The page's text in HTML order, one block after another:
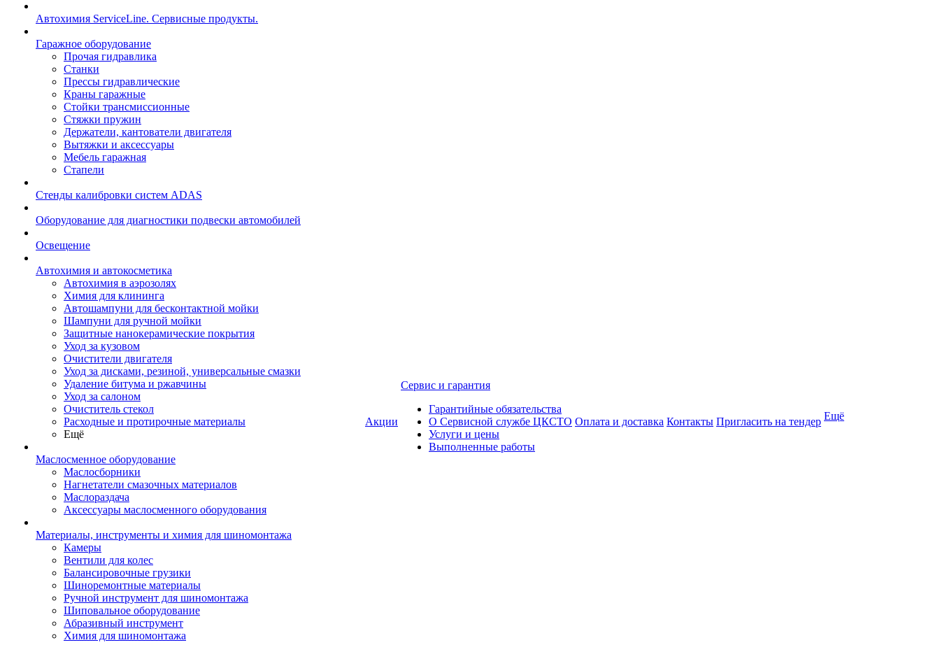
Автохимия ServiceLine. Сервисные продукты.
Гаражное оборудование
Прочая гидравлика
Станки
Прессы гидравлические
Краны гаражные
Стойки трансмиссионные
Стяжки пружин
Держатели, кантователи двигателя
Вытяжки и аксессуары
Мебель гаражная
Стапели
Стенды калибровки систем ADAS
Оборудование для диагностики подвески автомобилей
Освещение
Автохимия и автокосметика
Автохимия в аэрозолях
Химия для клининга
Автошампуни для бесконтактной мойки
Шампуни для ручной мойки
Защитные нанокерамические покрытия
Уход за кузовом
Очистители двигателя
Уход за дисками, резиной, универсальные смазки
Удаление битума и ржавчины
Уход за салоном
Очиститель стекол
Расходные и протирочные материалы
Ещё
Маслосменное оборудование
Маслосборники
Нагнетатели смазочных материалов
Маслораздача
Аксессуары маслосменного оборудования
Материалы, инструменты и химия для шиномонтажа
Камеры
Вентили для колес
Балансировочные грузики
Шиноремонтные материалы
Ручной инструмент для шиномонтажа
Шиповальное оборудование
Абразивный инструмент
Химия для шиномонтажа
Акции
Сервис и гарантия
Гарантийные обязательства
О Сервисной службе ЦКСТО
Услуги и цены
Выполненные работы
Оплата и доставка Контакты Пригласить на тендер Ещё